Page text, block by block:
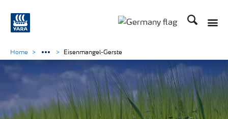
Suchen
Home Eisenmangel-Gerste